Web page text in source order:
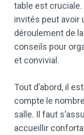
table est
invités peut avoir
déroulement de
conseils pour
et convivial.
Tout d’abord, il
compte le
salle. Il faut
accueillir